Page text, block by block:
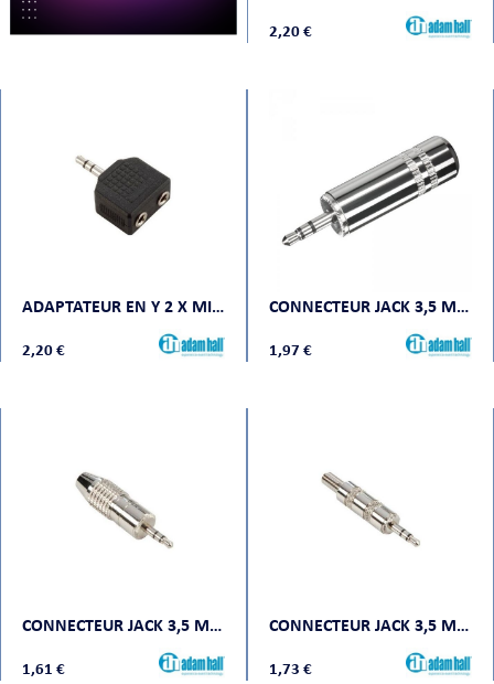
2,20 €
ADAPTATEUR EN Y 2 X MINI JACK STÉRÉO VERS MINI JACK STÉRÉO MÂLE
2,20 €
CONNECTEUR JACK 3,5 MM STÉRÉO CHROME SECTION 8,5 MM
1,97 €
CONNECTEUR JACK 3,5 MM STÉRÉO HD CHROME
1,61 €
CONNECTEUR JACK 3,5 MM STÉRÉO CHROME
1,73 €